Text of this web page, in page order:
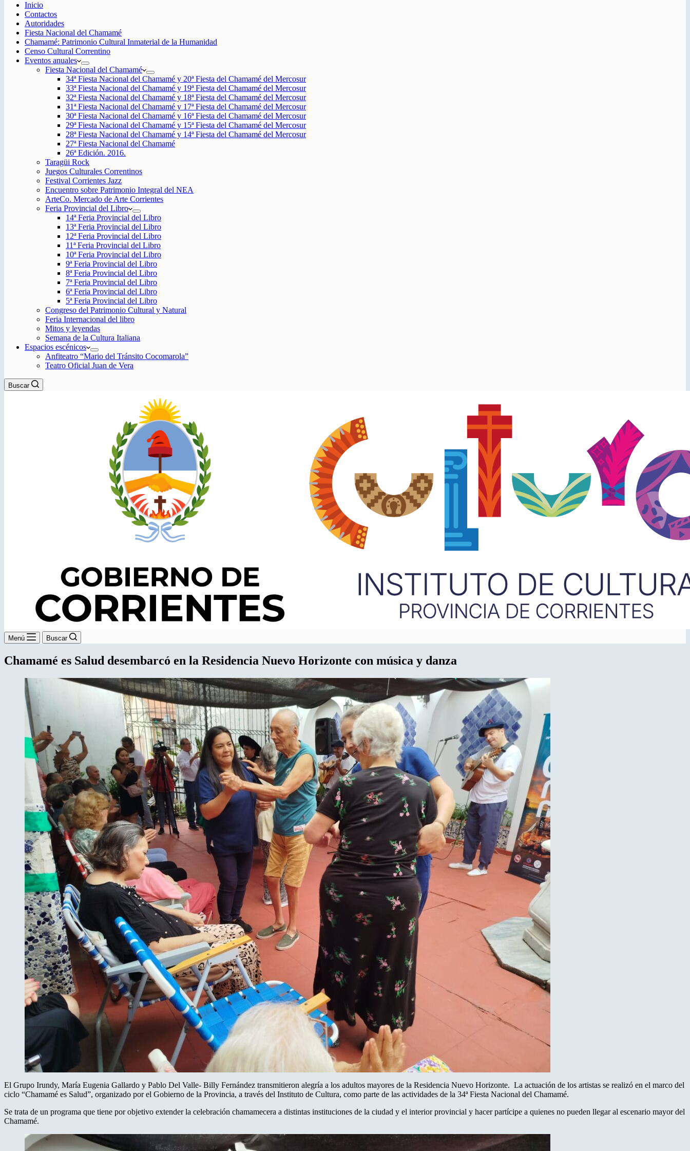
Inicio
Contactos
Autoridades
Fiesta Nacional del Chamamé
Chamamé: Patrimonio Cultural Inmaterial de la Humanidad
Censo Cultural Correntino
Eventos anuales
Fiesta Nacional del Chamamé
34ª Fiesta Nacional del Chamamé y 20ª Fiesta del Chamamé del Mercosur
33ª Fiesta Nacional del Chamamé y 19ª Fiesta del Chamamé del Mercosur
32ª Fiesta Nacional del Chamamé y 18ª Fiesta del Chamamé del Mercosur
31ª Fiesta Nacional del Chamamé y 17ª Fiesta del Chamamé del Mercosur
30ª Fiesta Nacional del Chamamé y 16ª Fiesta del Chamamé del Mercosur
29ª Fiesta Nacional del Chamamé y 15ª Fiesta del Chamamé del Mercosur
28ª Fiesta Nacional del Chamamé y 14ª Fiesta del Chamamé del Mercosur
27ª Fiesta Nacional del Chamamé
26ª Edición. 2016.
Taragüi Rock
Juegos Culturales Correntinos
Festival Corrientes Jazz
Encuentro sobre Patrimonio Integral del NEA
ArteCo. Mercado de Arte Corrientes
Feria Provincial del Libro
14ª Feria Provincial del Libro
13ª Feria Provincial del Libro
12ª Feria Provincial del Libro
11ª Feria Provincial del Libro
10ª Feria Provincial del Libro
9ª Feria Provincial del Libro
8ª Feria Provincial del Libro
7ª Feria Provincial del Libro
6ª Feria Provincial del Libro
5ª Feria Provincial del Libro
Congreso del Patrimonio Cultural y Natural
Feria Internacional del libro
Mitos y leyendas
Semana de la Cultura Italiana
Espacios escénicos
Anfiteatro “Mario del Tránsito Cocomarola”
Teatro Oficial Juan de Vera
Buscar
Menú Buscar
Chamamé es Salud desembarcó en la Residencia Nuevo Horizonte con música y danza
El Grupo Irundy, María Eugenia Gallardo y Pablo Del Valle- Billy Fernández transmitieron alegría a los adultos mayores de la Residencia Nuevo Horizonte. La actuación de los artistas se realizó en el marco del
ciclo “Chamamé es Salud”, organizado por el Gobierno de la Provincia, a través del Instituto de Cultura, como parte de las actividades de la 34ª Fiesta Nacional del Chamamé.
Se trata de un programa que tiene por objetivo extender la celebración chamamecera a distintas instituciones de la ciudad y el interior provincial y hacer partícipe a quienes no pueden llegar al escenario mayor del
Chamamé.